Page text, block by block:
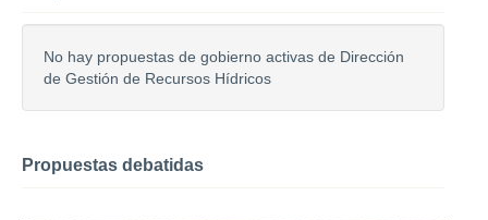
No hay propuestas de gobierno activas de Dirección
de Gestión de Recursos Hídricos
Propuestas debatidas